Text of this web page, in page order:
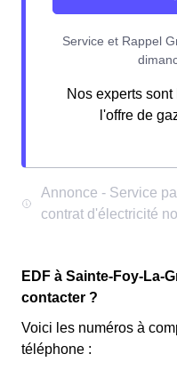
Nos experts
l'offre de
EDF à Sainte-Foy-La-
contacter ?
Voici les numéros à
téléphone :